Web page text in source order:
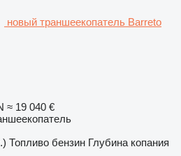
новый траншеекопатель Barreto
≈ 19 040 €
Топливо бензин Глубина копания